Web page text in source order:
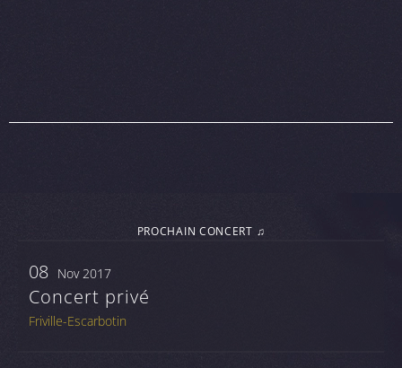
PROCHAIN CONCERT ♫
08 Nov 2017
Concert privé
Friville-Escarbotin